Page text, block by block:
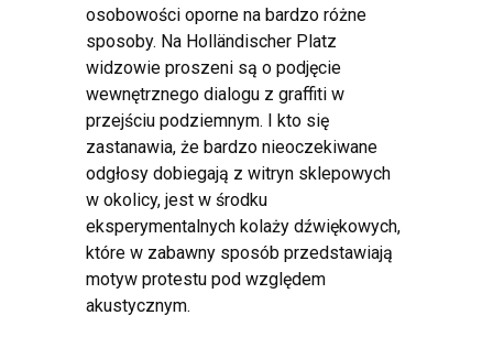
osobowości oporne na bardzo różne
sposoby. Na Holländischer Platz
widzowie proszeni są o podjęcie
wewnętrznego dialogu z graffiti w
przejściu podziemnym. I kto się
zastanawia, że bardzo nieoczekiwane
odgłosy dobiegają z witryn sklepowych
w okolicy, jest w środku
eksperymentalnych kolaży dźwiękowych,
które w zabawny sposób przedstawiają
motyw protestu pod względem
akustycznym.